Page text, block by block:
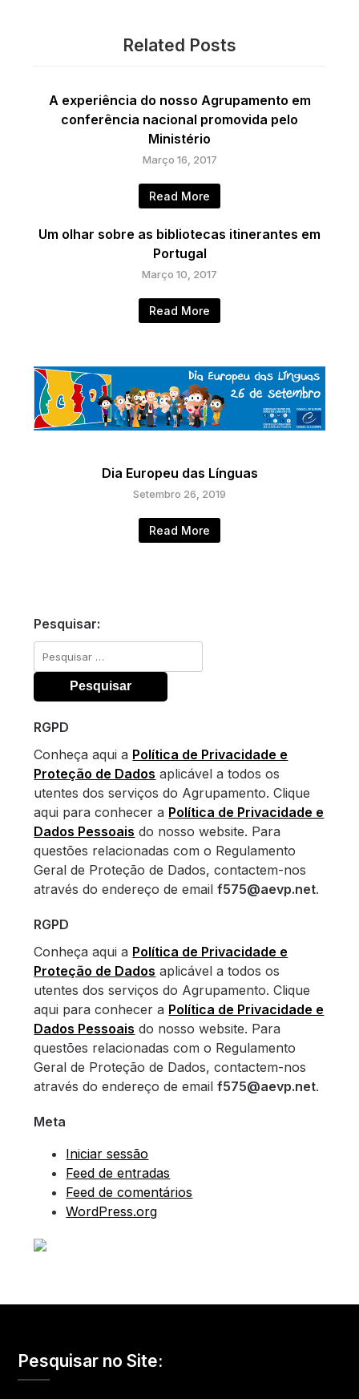
Related Posts
A experiência do nosso Agrupamento em
conferência nacional promovida pelo
Ministério
Março 16, 2017
Read More
Um olhar sobre as bibliotecas itinerantes em
Portugal
Março 10, 2017
Read More
Dia Europeu das Línguas
Setembro 26, 2019
Read More
Pesquisar:
Pesquisar
por:
RGPD
Conheça aqui a Política de Privacidade e
Proteção de Dados aplicável a todos os
utentes dos serviços do Agrupamento. Clique
aqui para conhecer a Política de Privacidade e
Dados Pessoais do nosso website. Para
questões relacionadas com o Regulamento
Geral de Proteção de Dados, contactem-nos
através do endereço de emailf575@aevp.net.
RGPD
Conheça aqui a Política de Privacidade e
Proteção de Dados aplicável a todos os
utentes dos serviços do Agrupamento. Clique
aqui para conhecer a Política de Privacidade e
Dados Pessoais do nosso website. Para
questões relacionadas com o Regulamento
Geral de Proteção de Dados, contactem-nos
através do endereço de emailf575@aevp.net.
Meta
Iniciar sessão
Feed de entradas
Feed de comentários
WordPress.org
Pesquisar no Site: